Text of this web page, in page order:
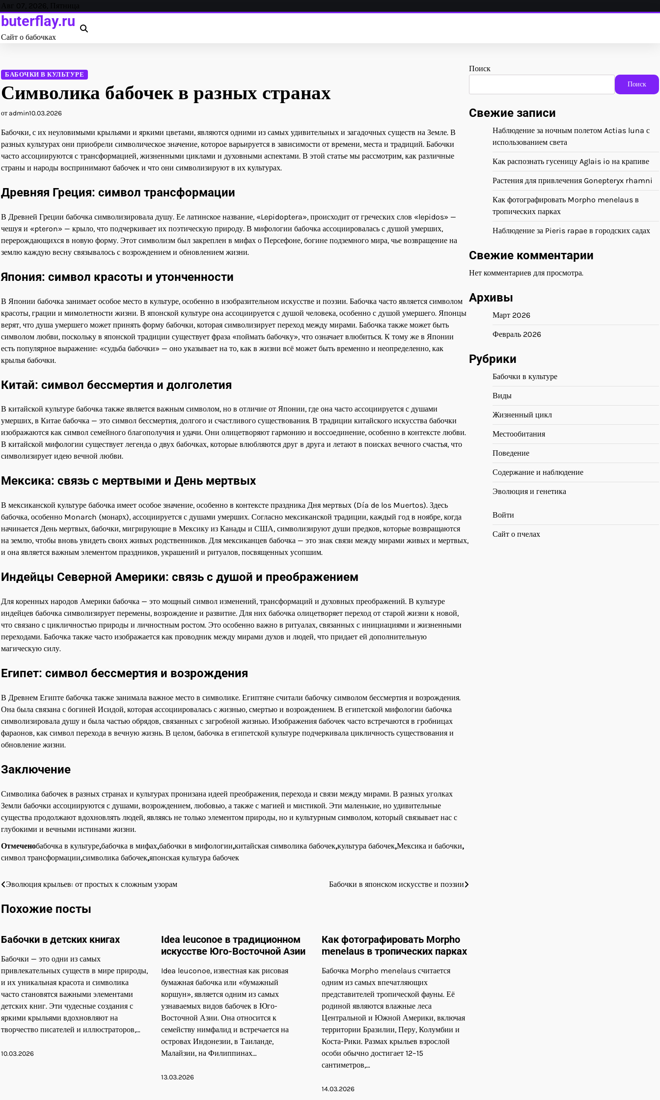
Перейти
к
содержанию
Авг 07, 2026, Пятница
buterflay.ru
Сайт о бабочках
БАБОЧКИ В КУЛЬТУРЕ
Символика бабочек в разных странах
от admin10.03.2026
Бабочки, с их неуловимыми крыльями и яркими цветами, являются одними из самых удивительных и загадочных существ на Земле. В
разных культурах они приобрели символическое значение, которое варьируется в зависимости от времени, места и традиций. Бабочки
часто ассоциируются с трансформацией, жизненными циклами и духовными аспектами. В этой статье мы рассмотрим, как различные
страны и народы воспринимают бабочек и что они символизируют в их культурах.
Древняя Греция: символ трансформации
В Древней Греции бабочка символизировала душу. Ее латинское название, «Lepidoptera», происходит от греческих слов «lepidos» —
чешуя и «pteron» — крыло, что подчеркивает их поэтическую природу. В мифологии бабочка ассоциировалась с душой умерших,
перерождающихся в новую форму. Этот символизм был закреплен в мифах о Персефоне, богине подземного мира, чье возвращение на
землю каждую весну связывалось с возрождением и обновлением жизни.
Япония: символ красоты и утонченности
В Японии бабочка занимает особое место в культуре, особенно в изобразительном искусстве и поэзии. Бабочка часто является символом
красоты, грации и мимолетности жизни. В японской культуре она ассоциируется с душой человека, особенно с душой умершего. Японцы
верят, что душа умершего может принять форму бабочки, которая символизирует переход между мирами. Бабочка также может быть
символом любви, поскольку в японской традиции существует фраза «поймать бабочку», что означает влюбиться. К тому же в Японии
есть популярное выражение: «судьба бабочки» — оно указывает на то, как в жизни всё может быть временно и неопределенно, как
крылья бабочки.
Китай: символ бессмертия и долголетия
В китайской культуре бабочка также является важным символом, но в отличие от Японии, где она часто ассоциируется с душами
умерших, в Китае бабочка — это символ бессмертия, долгого и счастливого существования. В традиции китайского искусства бабочки
изображаются как символ семейного благополучия и удачи. Они олицетворяют гармонию и воссоединение, особенно в контексте любви.
В китайской мифологии существует легенда о двух бабочках, которые влюбляются друг в друга и летают в поисках вечного счастья, что
символизирует идею вечной любви.
Мексика: связь с мертвыми и День мертвых
В мексиканской культуре бабочка имеет особое значение, особенно в контексте праздника Дня мертвых (Día de los Muertos). Здесь
бабочка, особенно Monarch (монарх), ассоциируется с душами умерших. Согласно мексиканской традиции, каждый год в ноябре, когда
начинается День мертвых, бабочки, мигрирующие в Мексику из Канады и США, символизируют души предков, которые возвращаются
на землю, чтобы вновь увидеть своих живых родственников. Для мексиканцев бабочка — это знак связи между мирами живых и мертвых,
и она является важным элементом праздников, украшений и ритуалов, посвященных усопшим.
Индейцы Северной Америки: связь с душой и преображением
Для коренных народов Америки бабочка — это мощный символ изменений, трансформаций и духовных преображений. В культуре
индейцев бабочка символизирует перемены, возрождение и развитие. Для них бабочка олицетворяет переход от старой жизни к новой,
что связано с цикличностью природы и личностным ростом. Это особенно важно в ритуалах, связанных с инициациями и жизненными
переходами. Бабочка также часто изображается как проводник между мирами духов и людей, что придает ей дополнительную
магическую силу.
Египет: символ бессмертия и возрождения
В Древнем Египте бабочка также занимала важное место в символике. Египтяне считали бабочку символом бессмертия и возрождения.
Она была связана с богиней Исидой, которая ассоциировалась с жизнью, смертью и возрождением. В египетской мифологии бабочка
символизировала душу и была частью обрядов, связанных с загробной жизнью. Изображения бабочек часто встречаются в гробницах
фараонов, как символ перехода в вечную жизнь. В целом, бабочка в египетской культуре подчеркивала цикличность существования и
обновление жизни.
Заключение
Символика бабочек в разных странах и культурах пронизана идеей преображения, перехода и связи между мирами. В разных уголках
Земли бабочки ассоциируются с душами, возрождением, любовью, а также с магией и мистикой. Эти маленькие, но удивительные
существа продолжают вдохновлять людей, являясь не только элементом природы, но и культурным символом, который связывает нас с
глубокими и вечными истинами жизни.
Отмеченобабочка в культуре,бабочка в мифах,бабочки в мифологии,китайская символика бабочек,культура бабочек,Мексика и бабочки,
символ трансформации,символика бабочек,японская культура бабочек
Навигация
по
Эволюция крыльев: от простых к сложным узорам Бабочки в японском искусстве и поэзии
Похожие посты
Бабочки в детских книгах
Бабочки — это одни из самых
привлекательных существ в мире природы,
и их уникальная красота и символика
часто становятся важными элементами
детских книг. Эти чудесные создания с
яркими крыльями вдохновляют на
творчество писателей и иллюстраторов,…
10.03.2026
Idea leuconoe в традиционном
искусстве Юго-Восточной Азии
Idea leuconoe, известная как рисовая
бумажная бабочка или «бумажный
коршун», является одним из самых
узнаваемых видов бабочек в Юго-
Восточной Азии. Она относится к
семейству нимфалид и встречается на
островах Индонезии, в Таиланде,
Малайзии, на Филиппинах…
13.03.2026
Как фотографировать Morpho
menelaus в тропических парках
Бабочка Morpho menelaus считается
одним из самых впечатляющих
представителей тропической фауны. Её
родиной являются влажные леса
Центральной и Южной Америки, включая
территории Бразилии, Перу, Колумбии и
Коста-Рики. Размах крыльев взрослой
особи обычно достигает 12–15
сантиметров,…
14.03.2026
Поиск
Поиск
Свежие записи
Наблюдение за ночным полетом Actias luna с
использованием света
Как распознать гусеницу Aglais io на крапиве
Растения для привлечения Gonepteryx rhamni
Как фотографировать Morpho menelaus в
тропических парках
Наблюдение за Pieris rapae в городских садах
Свежие комментарии
Нет комментариев для просмотра.
Архивы
Март 2026
Февраль 2026
Рубрики
Бабочки в культуре
Виды
Жизненный цикл
Местообитания
Поведение
Содержание и наблюдение
Эволюция и генетика
Войти
Сайт о пчелах